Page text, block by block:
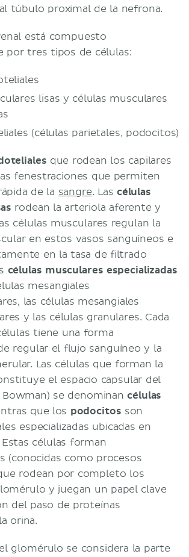
túbulo proximal de la nefrona.
está compuesto
por tres tipos de células:
lisas y células musculares
(células parietales, podocitos)
que rodean los capilares
fenestraciones que permiten
de la sangre. Las células
rodean la arteriola aferente y
células musculares regulan la
en estos vasos sanguíneos e
en la tasa de filtrado
células musculares especializadas
mesangiales
las células mesangiales
y las células granulares. Cada
tiene una forma
regular el flujo sanguíneo y la
Las células que forman la
el espacio capsular del
se denominancélulas
que los podocitos son
especializadas ubicadas en
células forman
(conocidas como procesos
rodean por completo los
y juegan un papel clave
del paso de proteínas
orina.
glomérulo se considera la parte